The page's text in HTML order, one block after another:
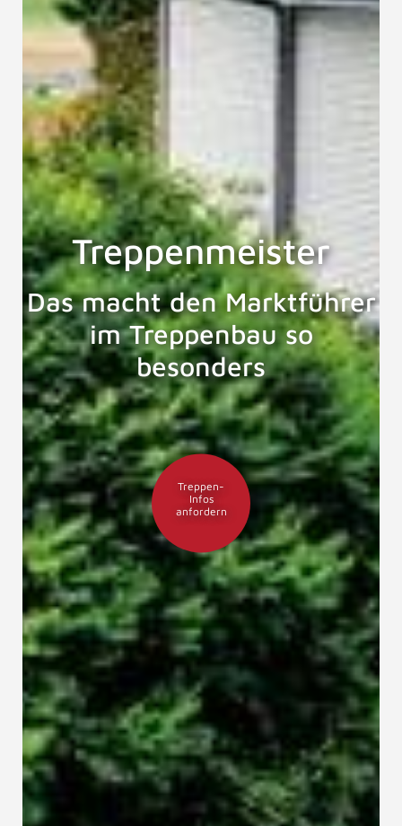
Treppenmeister
Das macht den Marktführer
im Treppenbau so
besonders
Treppen-
Infos
anfordern